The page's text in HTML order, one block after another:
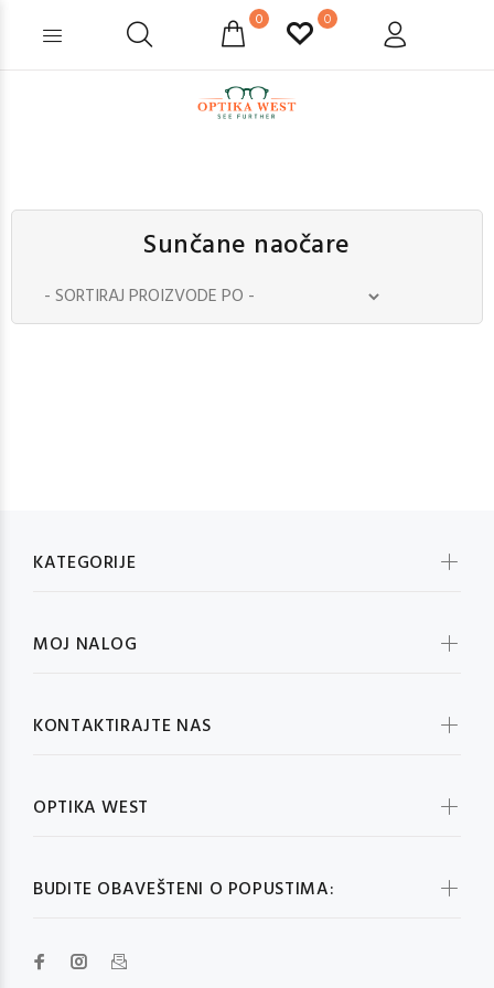
0 0
Sunčane naočare
BUDITE OBAVEŠTENI O POPUSTIMA:
KATEGORIJE
MOJ NALOG
KONTAKTIRAJTE NAS
OPTIKA WEST